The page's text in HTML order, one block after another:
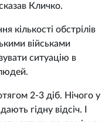
Кличко.
кількості обстрілів
військами
ситуацію в
2-3 діб. Нічого у
гідну відсіч. І